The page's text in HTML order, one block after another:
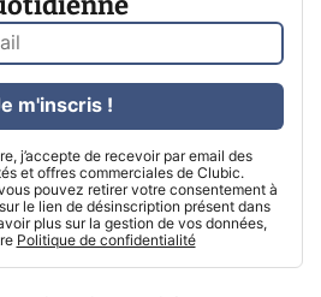
j’accepte de recevoir par email des
et offres commerciales de Clubic.
pouvez retirer votre consentement à
le lien de désinscription présent dans
plus sur la gestion de vos données,
Politique de confidentialité
m'inscris !